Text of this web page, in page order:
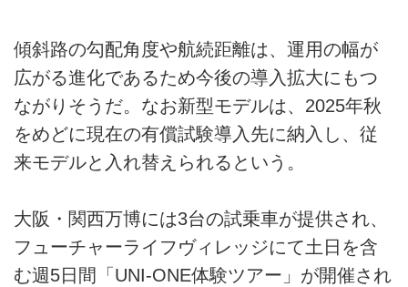
傾斜路の勾配角度や航続距離は、運用の幅が
広がる進化であるため今後の導入拡大にもつ
ながりそうだ。なお新型モデルは、2025年秋
をめどに現在の有償試験導入先に納入し、従
来モデルと入れ替えられるという。
大阪・関西万博には3台の試乗車が提供され、
フューチャーライフヴィレッジにて土日を含
む週5日間「UNI-ONE体験ツアー」が開催され